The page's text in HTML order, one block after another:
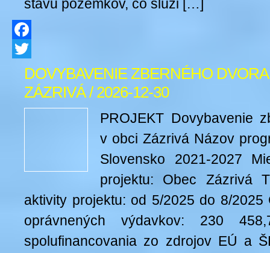
stavu pozemkov, čo slúži […]
Facebook
Twitter
DOVYBAVENIE ZBERNÉHO
ZÁZRIVÁ / 2026-12-30
PROJEKT Dovybavenie
v obci Zázrivá Názov
Slovensko 2021-2027
projektu: Obec Zázrivá
aktivity projektu: od 5/2025 do 8/2025
oprávnených výdavkov: 230
spolufinancovania zo zdrojov EÚ a